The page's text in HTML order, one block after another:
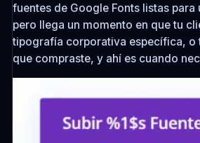
fuentes de Google Fonts listas
pero llega un momento en que tu
tipografía corporativa específica, o
que compraste, y ahí es cuando